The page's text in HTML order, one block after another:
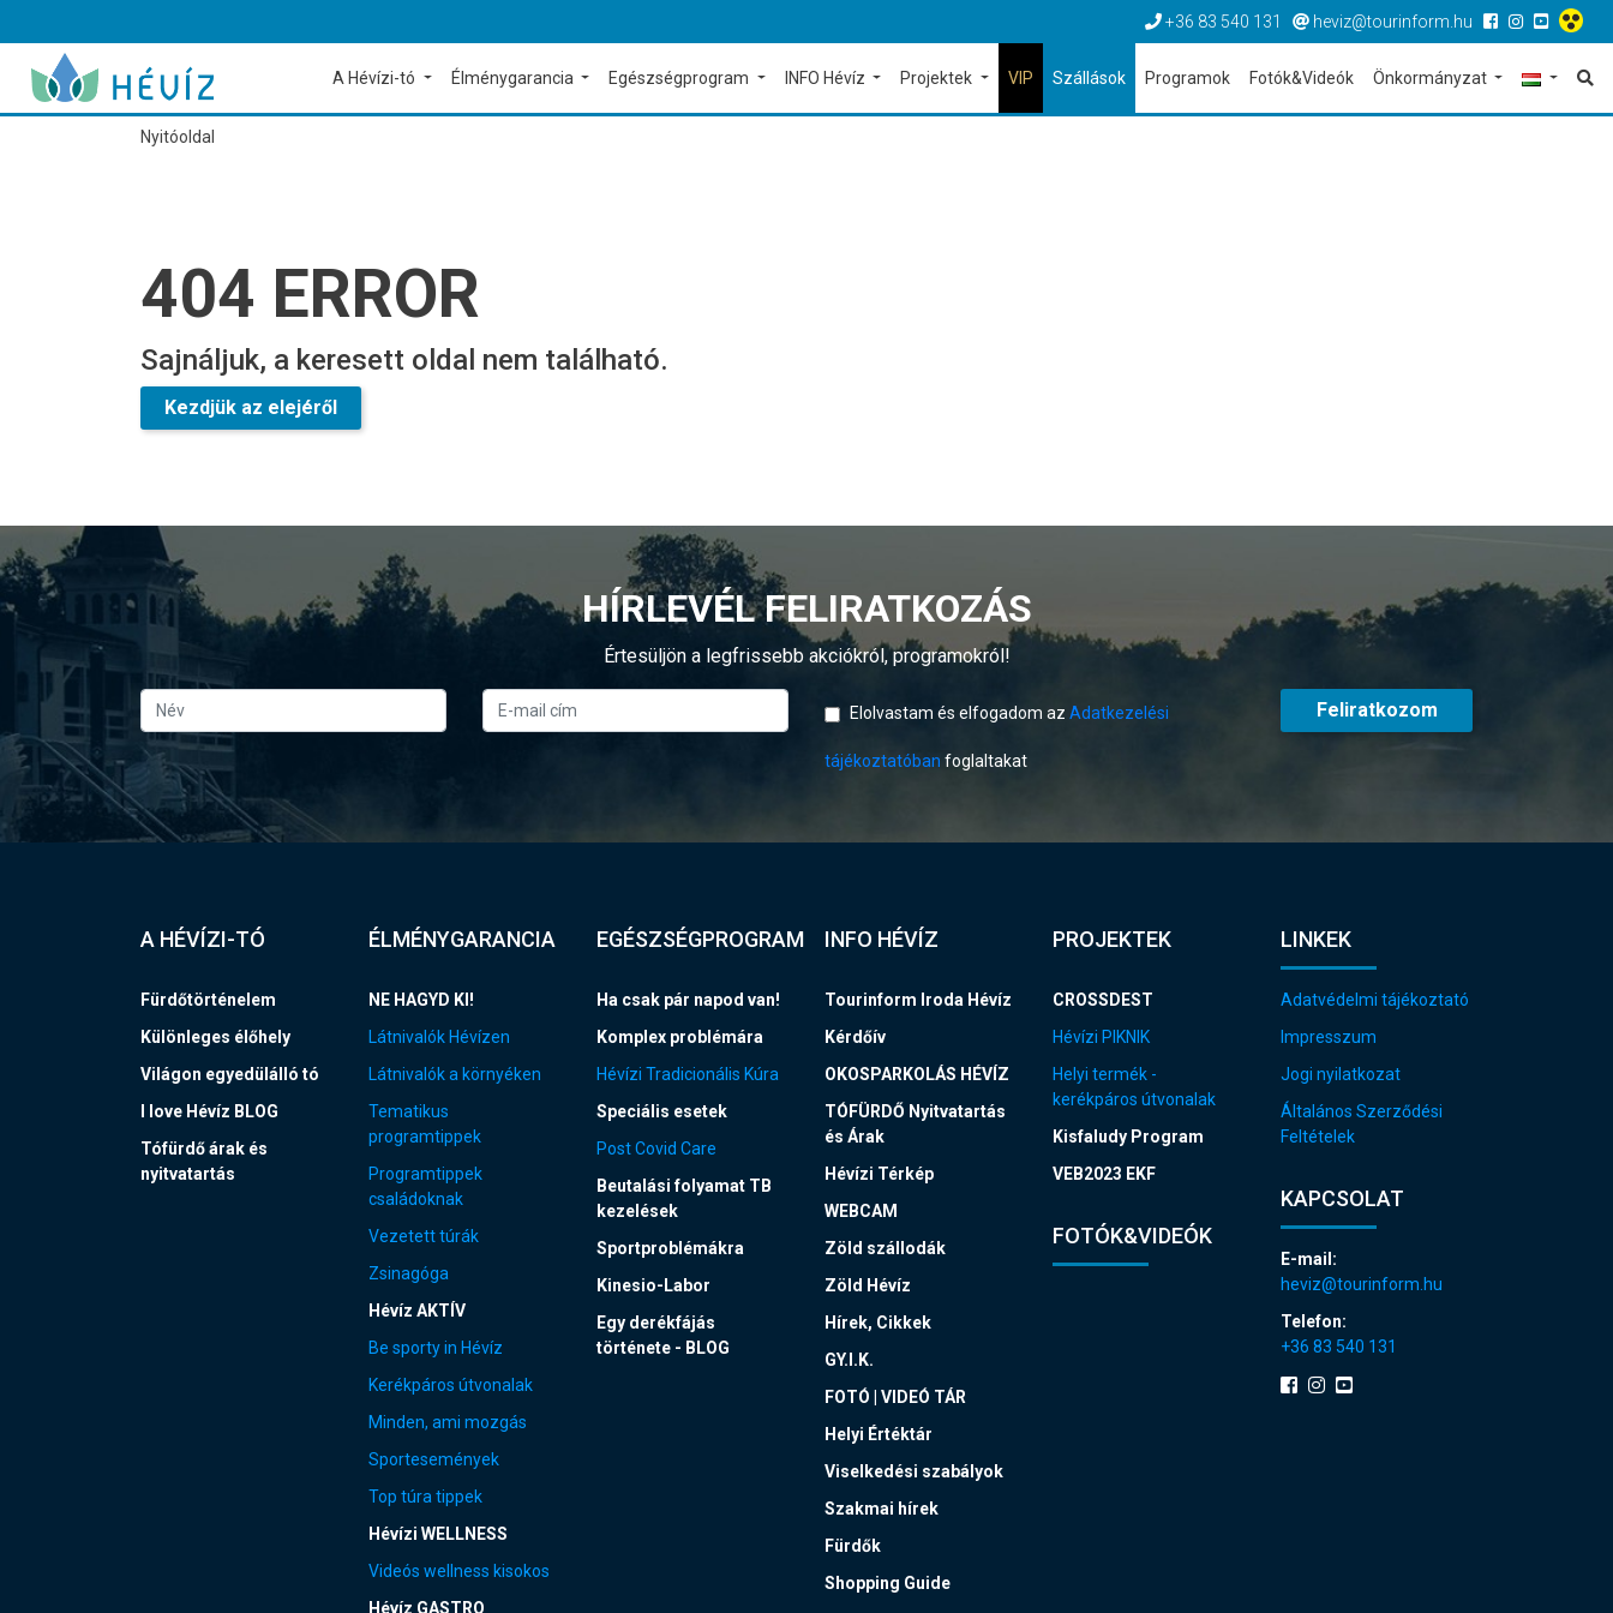
+36 83 540 131 heviz@tourinform.hu
A Hévízi-tó Élménygarancia Egészségprogram INFO Hévíz Projektek VIP Szállások Programok Fotók&Videók Önkormányzat
Nyitóoldal
404 ERROR
Sajnáljuk, a keresett oldal nem található.
Kezdjük az elejéről
HÍRLEVÉL FELIRATKOZÁS
Értesüljön a legfrissebb akciókról, programokról!
Elolvastam és elfogadom az Adatkezelési
tájékoztatóban foglaltakat
Feliratkozom
A HÉVÍZI-TÓ
Fürdőtörténelem
Különleges élőhely
Világon egyedülálló tó
I love Hévíz BLOG
Tófürdő árak és
nyitvatartás
ÉLMÉNYGARANCIA
NE HAGYD KI!
Látnivalók Hévízen
Látnivalók a környéken
Tematikus
programtippek
Programtippek
családoknak
Vezetett túrák
Zsinagóga
Hévíz AKTÍV
Be sporty in Hévíz
Kerékpáros útvonalak
Minden, ami mozgás
Sportesemények
Top túra tippek
Hévízi WELLNESS
Videós wellness kisokos
Hévíz GASTRO
EGÉSZSÉGPROGRAM
Ha csak pár napod van!
Komplex problémára
Hévízi Tradicionális Kúra
Speciális esetek
Post Covid Care
Beutalási folyamat TB
kezelések
Sportproblémákra
Kinesio-Labor
Egy derékfájás
története - BLOG
INFO HÉVÍZ
Tourinform Iroda Hévíz
Kérdőív
OKOSPARKOLÁS HÉVÍZ
TÓFÜRDŐ Nyitvatartás
és Árak
Hévízi Térkép
WEBCAM
Zöld szállodák
Zöld Hévíz
Hírek, Cikkek
GY.I.K.
FOTÓ | VIDEÓ TÁR
Helyi Értéktár
Viselkedési szabályok
Szakmai hírek
Fürdők
Shopping Guide
PROJEKTEK
CROSSDEST
Hévízi PIKNIK
Helyi termék -
kerékpáros útvonalak
Kisfaludy Program
VEB2023 EKF
FOTÓK&VIDEÓK
LINKEK
Adatvédelmi tájékoztató
Impresszum
Jogi nyilatkozat
Általános Szerződési
Feltételek
KAPCSOLAT
E-mail:
heviz@tourinform.hu
Telefon:
+36 83 540 131